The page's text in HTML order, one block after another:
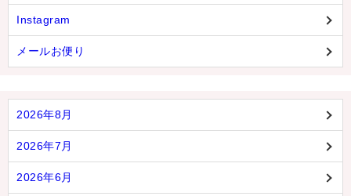
Instagram
メールお便り
2026年8月
2026年7月
2026年6月